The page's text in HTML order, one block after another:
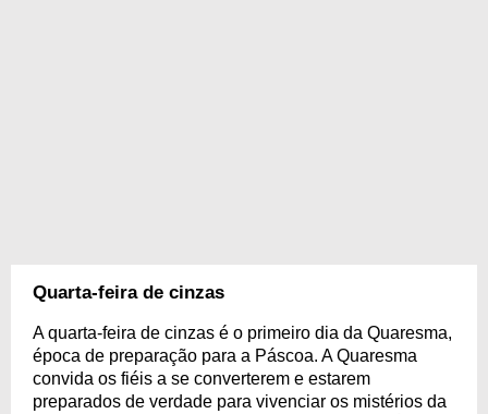
Quarta-feira de cinzas
A quarta-feira de cinzas é o primeiro dia da Quaresma,
época de preparação para a Páscoa. A Quaresma
convida os fiéis a se converterem e estarem
preparados de verdade para vivenciar os mistérios da